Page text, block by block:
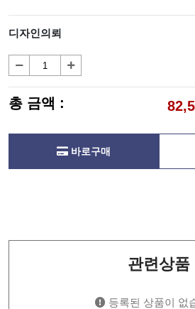
디자인의뢰
총 금액 :
바로구매
관련상품
등록된 상품이 없